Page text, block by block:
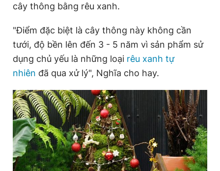
cây thông bằng rêu xanh.
"Điểm đặc biệt là cây thông này không cần
tưới, độ bền lên đến 3 - 5 năm vì sản phẩm sử
dụng chủ yếu là những loại rêu xanh tự
nhiên đã qua xử lý", Nghĩa cho hay.